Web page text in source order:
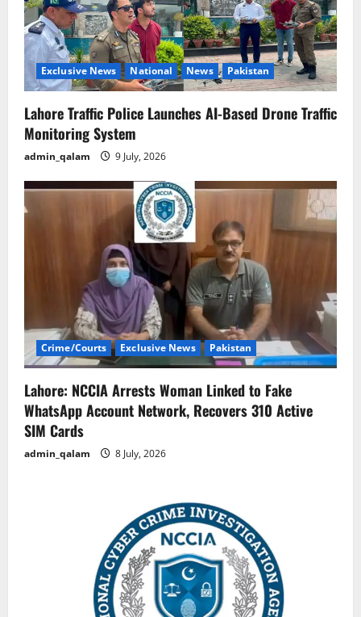
Exclusive News National News Pakistan
Lahore Traffic Police Launches AI-Based Drone Traffic
Monitoring System
admin_qalam 9 July, 2026
Crime/Courts Exclusive News Pakistan
Lahore: NCCIA Arrests Woman Linked to Fake
WhatsApp Account Network, Recovers 310 Active
SIM Cards
admin_qalam 8 July, 2026